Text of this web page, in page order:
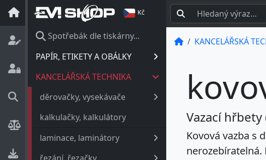
Kč
Spotřebák dle tiskárny...
PAPÍR, ETIKETY A OBÁLKY
KANCELÁŘSKÁ TECHNIKA
děrovačky, vysekávače
kalkulačky, kalkulátory
laminace, laminátory
KANCELÁŘSKÁ
Vazací
Kovová vazba s
nerozebíratelná.